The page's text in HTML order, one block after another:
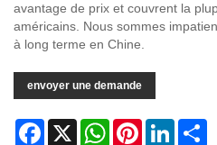
avantage de prix et couvrent la
américains. Nous sommes
à long terme en Chine.
envoyer une demande
Facebook
X WhatsAppPinterestLinkedIn